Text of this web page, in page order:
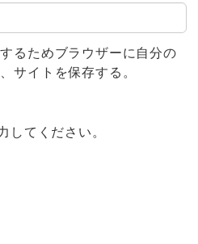
るためブラウザーに自分の
サイトを保存する。
てください。